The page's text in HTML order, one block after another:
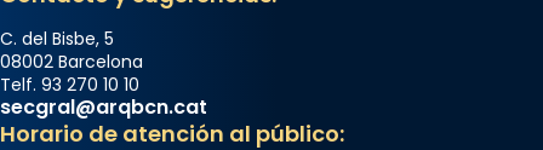
C. del Bisbe, 5
08002 Barcelona
Telf. 93 270 10 10
secgral@arqbcn.cat
Horario de atención al público: